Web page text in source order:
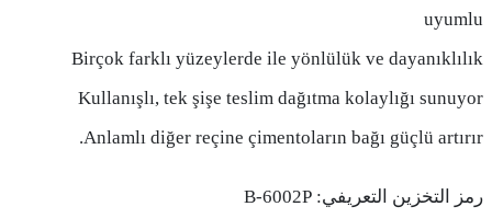
uyumlu
Birçok farklı yüzeylerde ile yönlülük ve dayanıklılık
Kullanışlı, tek şişe teslim dağıtma kolaylığı sunuyor
Anlamlı diğer reçine çimentoların bağı güçlü artırır.
رمز التخزين التعريفي: B-6002P